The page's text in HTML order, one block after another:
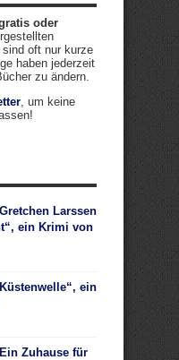
oder
oft nur kurze
haben jederzeit
zu ändern.
, um keine
Larssen
ein Krimi von
ein
Zuhause für